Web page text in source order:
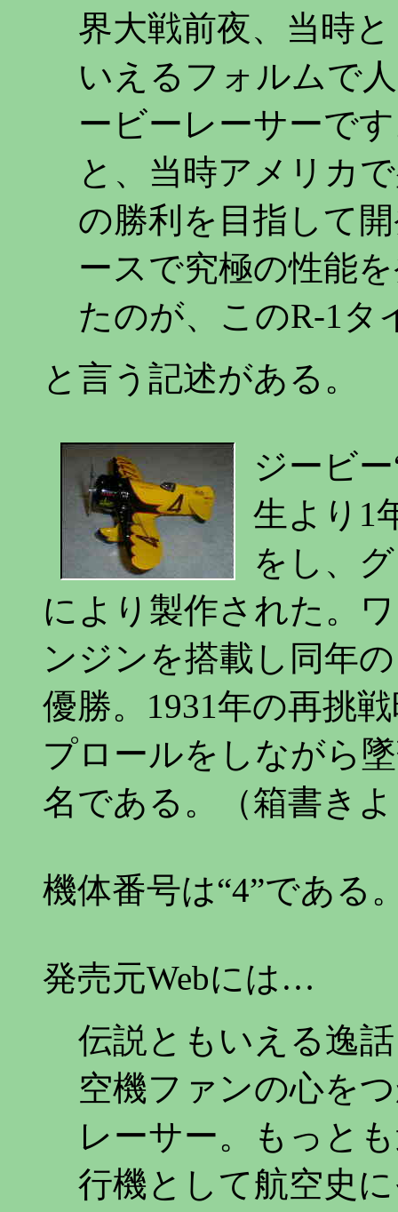
界大戦前夜、当時
いえるフォルムで
ービーレーサーで
と、当時アメリカ
の勝利を目指して
ースで究極の性能
たのが、このR-1タ
と言う記述がある。
ジービ
生より1
をし、
により製作された。
ンジンを搭載し同年
優勝。1931年の再挑
プロールをしながら
名である。（箱書き
機体番号は“4”である
発売元Webには…
伝説ともいえる逸
空機ファンの心を
レーサー。もっと
行機として航空史